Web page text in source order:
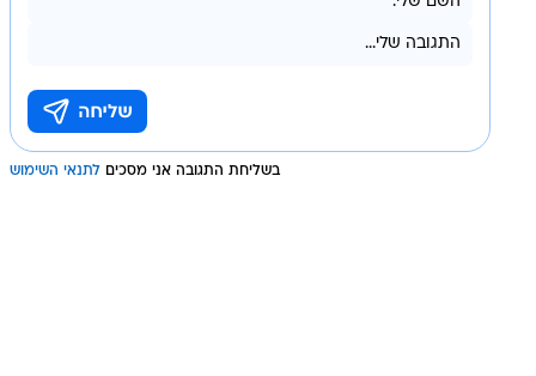
בשליחת התגובה אני מסכים לתנאי השימוש